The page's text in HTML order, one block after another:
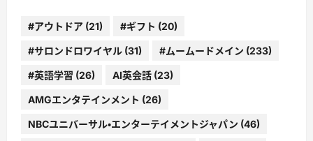
#アウトドア (21) #ギフト (20)
#サロンドロワイヤル (31) #ムームードメイン (233)
#英語学習 (26) AI英会話 (23)
AMGエンタテインメント (26)
NBCユニバーサル・エンターテイメントジャパン (46)